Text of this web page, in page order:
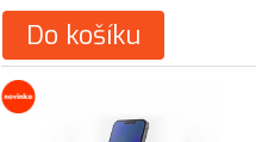
Do košíku